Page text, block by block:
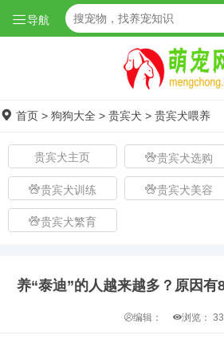
导航
首页 > 狗狗大全 > 贵宾犬 > 贵宾犬喂养
贵宾犬主页 贵宾犬选购
贵宾犬训练 贵宾犬美容
贵宾犬繁育
养“泰迪”的人越来越多？原因有
编辑： 浏览：